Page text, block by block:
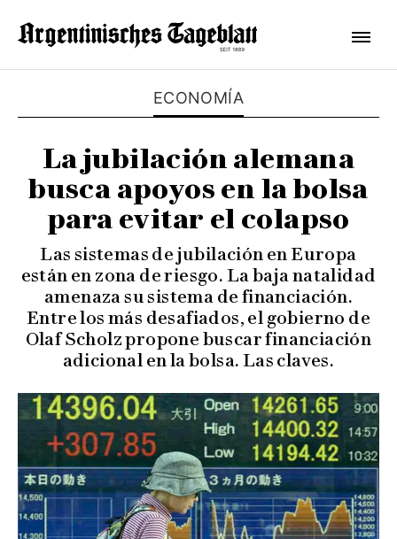
ECONOMÍA
La jubilación alemana
busca apoyos en la bolsa
para evitar el colapso
Las sistemas de jubilación en Europa
están en zona de riesgo. La baja natalidad
amenaza su sistema de financiación.
Entre los más desafiados, el gobierno de
Olaf Scholz propone buscar financiación
adicional en la bolsa. Las claves.